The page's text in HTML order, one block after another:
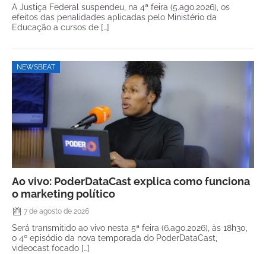
A Justiça Federal suspendeu, na 4ª feira (5.ago.2026), os
efeitos das penalidades aplicadas pelo Ministério da
Educação a cursos de […]
NEWSBEAT
Ao vivo: PoderDataCast explica como funciona
o marketing político
7 de agosto de 2026
Será transmitido ao vivo nesta 5ª feira (6.ago.2026), às 18h30,
o 4º episódio da nova temporada do PoderDataCast,
videocast focado […]